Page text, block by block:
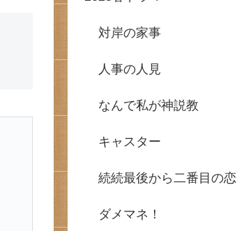
対岸の家事
人事の人見
なんで私が神説教
キャスター
続続最後から二番目の恋
ダメマネ！